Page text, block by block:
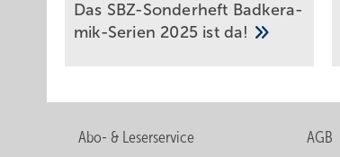
Das SBZ-Sonder­heft Bad­ke­ra­
mik-Serien 2025 ist da!
Abo- & Leserservice AGB